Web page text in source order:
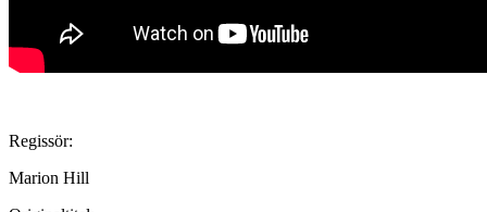
Regissör:
Marion Hill